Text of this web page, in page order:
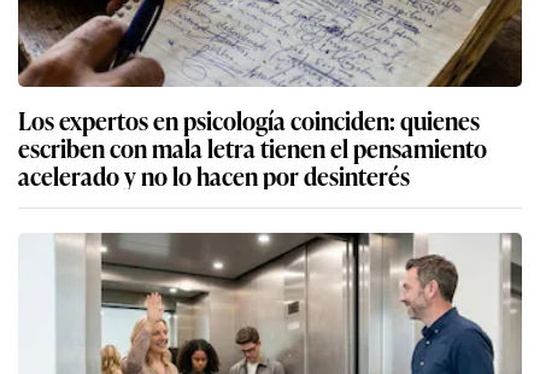
Los expertos en psicología coinciden: quienes
escriben con mala letra tienen el pensamiento
acelerado y no lo hacen por desinterés